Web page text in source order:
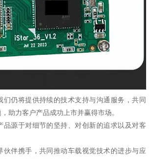
们仍将提供持续的技术支持与沟通服务，共同
助力客户产品成功上市并赢得市场。
品源于对细节的坚持、对创新的追求以及对客
伙伴携手，共同推动车载视觉技术的进步与应